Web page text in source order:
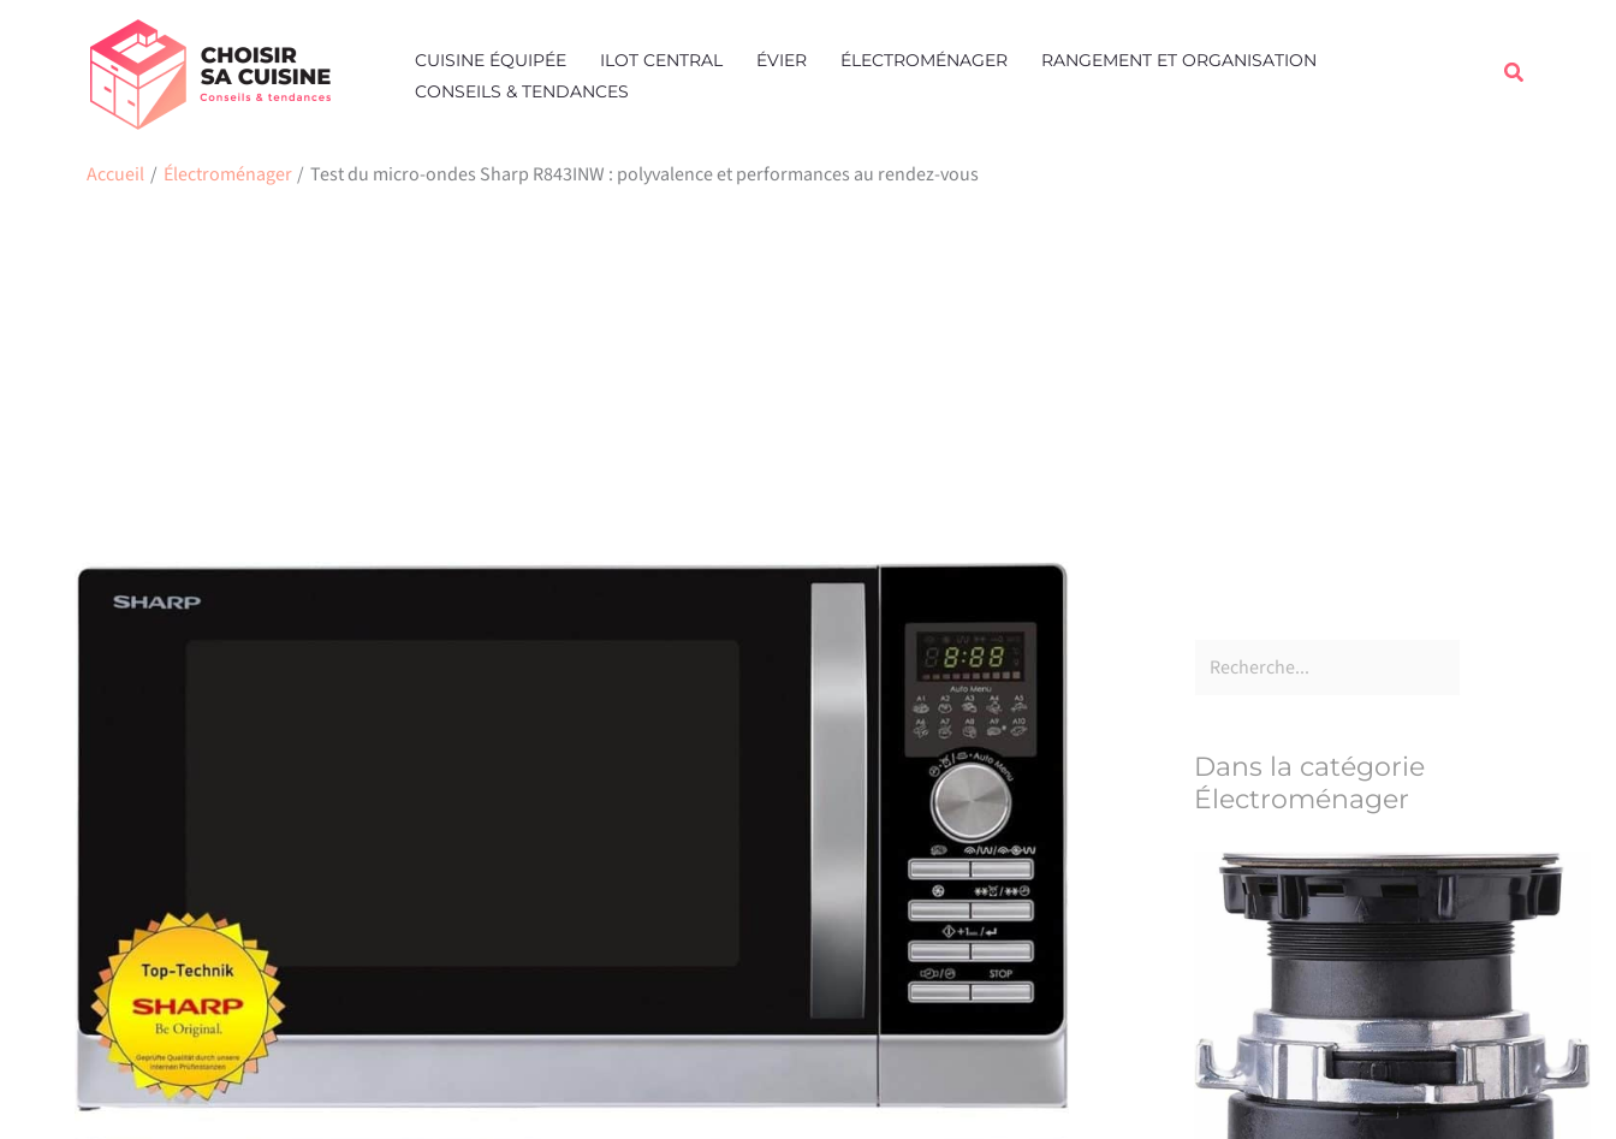
CUISINE ÉQUIPÉE ILOT CENTRAL ÉVIER ÉLECTROMÉNAGER
RANGEMENT ET ORGANISATION
CONSEILS & TENDANCES
Rechercher
Accueil Électroménager Test du micro-ondes Sharp R843INW : polyvalence et performances au rendez-vous
Dans la catégorie
Électroménager